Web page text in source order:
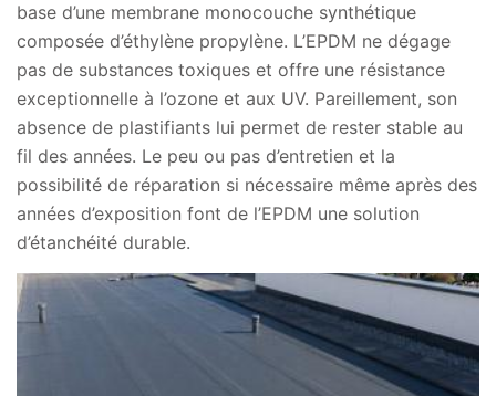
base d’une membrane monocouche synthétique
composée d’éthylène propylène. L’EPDM ne dégage
pas de substances toxiques et offre une résistance
exceptionnelle à l’ozone et aux UV. Pareillement, son
absence de plastifiants lui permet de rester stable au
fil des années. Le peu ou pas d’entretien et la
possibilité de réparation si nécessaire même après des
années d’exposition font de l’EPDM une solution
d’étanchéité durable.